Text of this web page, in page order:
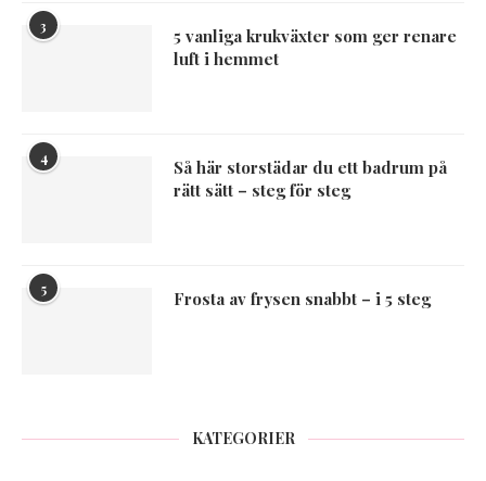
3
5 vanliga krukväxter som ger renare
luft i hemmet
4
Så här storstädar du ett badrum på
rätt sätt – steg för steg
5 Frosta av frysen snabbt – i 5 steg
KATEGORIER